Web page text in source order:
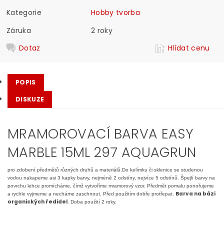
Kategorie
Hobby tvorba
Záruka
2 roky
Dotaz
Hlídat cenu
POPIS
DISKUZE
MRAMOROVACÍ BARVA EASY
MARBLE 15ML 297 AQUAGRUN
pro zdobení předmětů různých druhů a materiálů.Do kelímku či sklenice se studenou
vodou nakapeme asi 3 kapky barvy, nejméně 2 odstíny, nejvíce 5 odstínů. Špejlí barvy na
povrchu lehce promícháme, čímž vytvoříme mramorový vzor. Předmět pomalu ponořujeme
a rychle vyjmeme a necháme zaschnout. Před použitím dobře protřepat. Barva na bázi
organických ředidel . Doba použití 2 roky.